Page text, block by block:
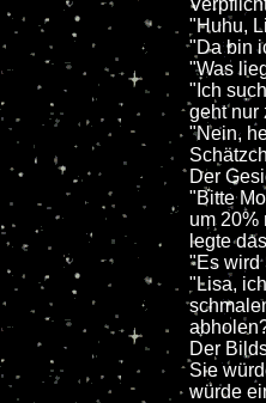
"Huhu,
"Da bin
"Was
"Ich
geht nur
"Nein,
Der
"Bitte
um 20%
legte
"Es wird
"Lisa,
Der
Sie
würde